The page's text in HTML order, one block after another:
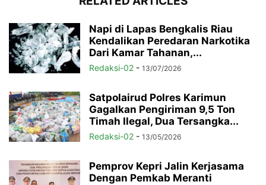
Napi di Lapas Bengkalis Riau
Kendalikan Peredaran Narkotika
Dari Kamar Tahanan,...
Redaksi-02 - 13/07/2026
Satpolairud Polres Karimun
Gagalkan Pengiriman 9,5 Ton
Timah Ilegal, Dua Tersangka...
Redaksi-02 - 13/05/2026
Pemprov Kepri Jalin Kerjasama
Dengan Pemkab Meranti